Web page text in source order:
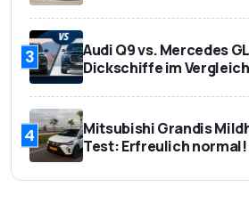
3
Audi Q9 vs. Mercedes
Dickschiffe im Vergleich
4
Mitsubishi Grandis
Test: Erfreulich normal!